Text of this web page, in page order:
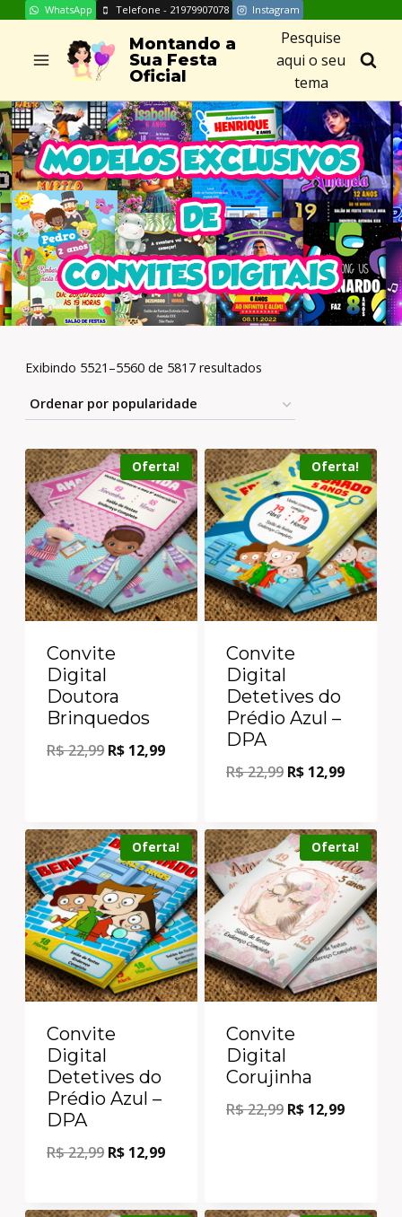
Skip
content
WhatsApp Telefone - 21979907078 Instagram
Montando a
Sua Festa
Oficial
Pesquise
aqui o seu
tema
Exibindo 5521–5560 de 5817 resultados
Oferta!
Convite
Digital
Doutora
Brinquedos
R$22,99 R$ 12,99
Oferta!
Convite
Digital
Detetives do
Prédio Azul –
DPA
R$22,99 R$ 12,99
Oferta!
Convite
Digital
Detetives do
Prédio Azul –
DPA
R$22,99 R$ 12,99
Oferta!
Convite
Digital
Corujinha
R$22,99 R$ 12,99